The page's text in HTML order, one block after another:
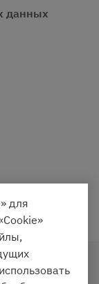
данных
для